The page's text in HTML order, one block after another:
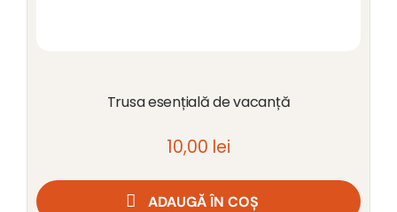
Trusa esențială de vacanță
10,00 lei
ADAUGĂ ÎN COȘ